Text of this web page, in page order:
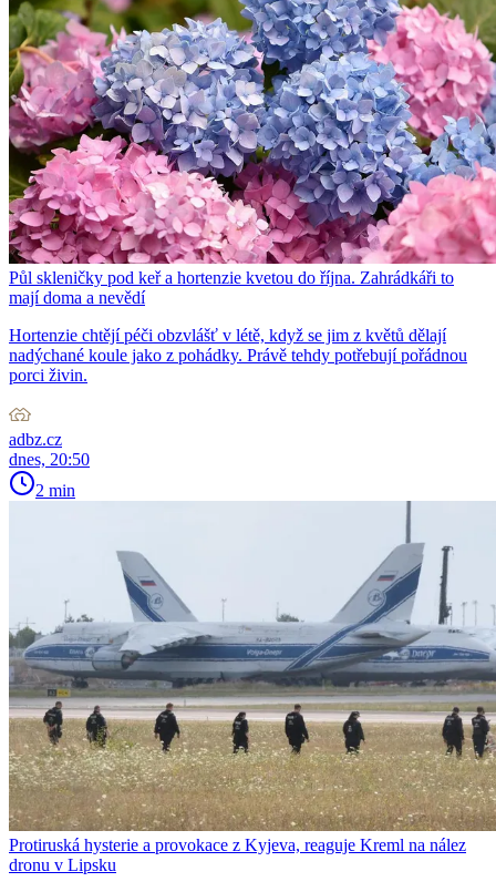
Půl skleničky pod keř a hortenzie kvetou do října. Zahrádkáři to
mají doma a nevědí
Hortenzie chtějí péči obzvlášť v létě, když se jim z květů dělají
nadýchané koule jako z pohádky. Právě tehdy potřebují pořádnou
porci živin.
adbz.cz
dnes, 20:50
2 min
Protiruská hysterie a provokace z Kyjeva, reaguje Kreml na nález
dronu v Lipsku